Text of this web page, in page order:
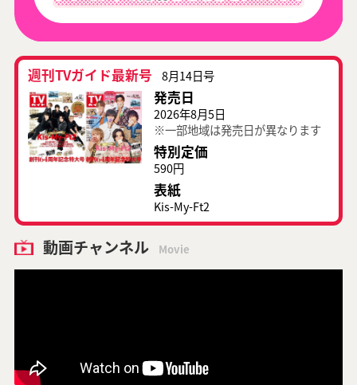
週刊TVガイド最新号 8月14日号
発売日
2026年8月5日
※一部地域は発売日が異なります
特別定価
590円
表紙
Kis-My-Ft2
動画チャンネル Movie